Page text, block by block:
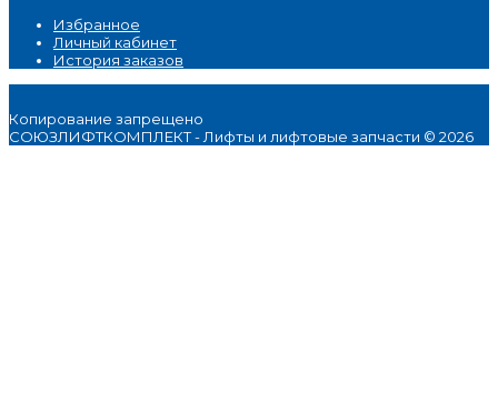
Избранное
Личный кабинет
История заказов
Копирование запрещено
СОЮЗЛИФТКОМПЛЕКТ - Лифты и лифтовые запчасти © 2026